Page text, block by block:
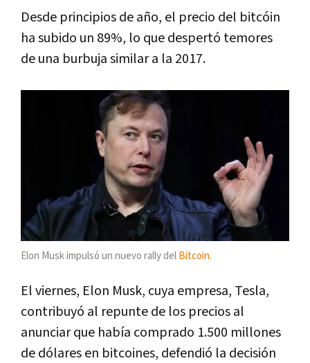
Desde principios de año, el precio del bitcóin
ha subido un 89%, lo que despertó temores
de una burbuja similar a la 2017.
Elon Musk impulsó un nuevo rally del Bitcoin.
El viernes, Elon Musk, cuya empresa, Tesla,
contribuyó al repunte de los precios al
anunciar que había comprado 1.500 millones
de dólares en bitcoines, defendió la decisión